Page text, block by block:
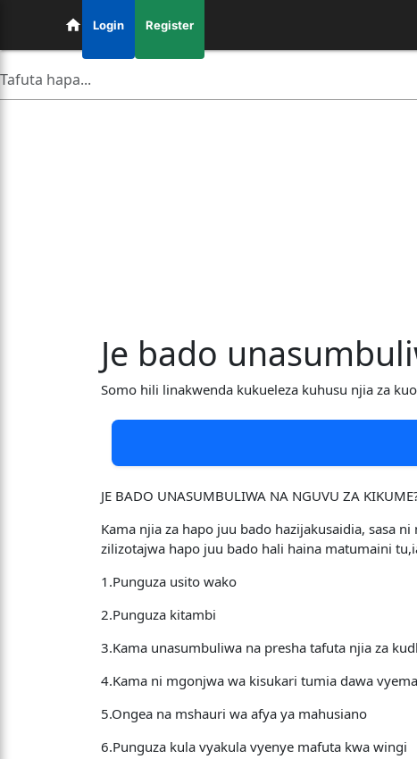
Login Register
Je bado
Somo hili linakwenda kukueleza kuhusu njia za
JE BADO UNASUMBULIWA NA NGUVU ZA
Kama njia za hapo juu bado hazijakusaidia, sasa
zilizotajwa hapo juu bado hali haina matumaini
1.Punguza usito wako
2.Punguza kitambi
3.Kama unasumbuliwa na presha tafuta njia za
4.Kama ni mgonjwa wa kisukari tumia dawa
5.Ongea na mshauri wa afya ya mahusiano
6.Punguza kula vyakula vyenye mafuta kwa wingi